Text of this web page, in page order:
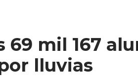
69 mil 167
lluvias